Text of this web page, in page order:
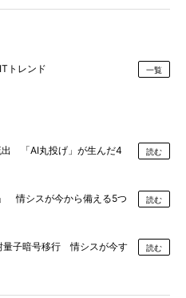
トレンド 一覧
出 「AI丸投げ」が生んだ4
読む
情シスが今から備える5つ
読む
量子暗号移行 情シスが今す
読む